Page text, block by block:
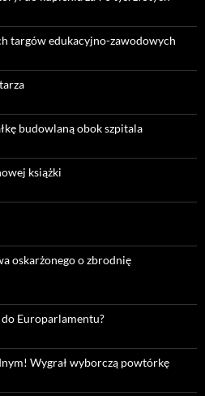
targów edukacyjno-zawodowych
budowlaną obok szpitala
książki
oskarżonego o zbrodnię
Europarlamentu?
Wygrał wyborczą powtórkę